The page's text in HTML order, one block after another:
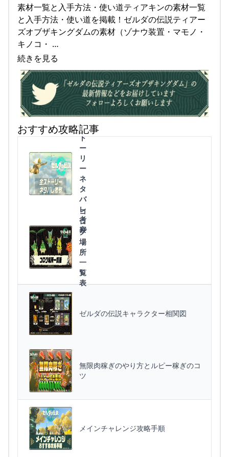
素材一覧と入手方法・使い道ティアキンの素材一覧
と入手方法・使い道を掲載！ゼルダの伝説ティアー
ズオブザキングダムの素材（ゾナウ装置・マモノ・
キノコ・ …
続きを見る
おすすめ攻略記事
全
ス
ト
ー
リ
ー
ネ
タ
バ
レ
考
察
コ
ロ
グ
場
所
一
覧
表
ゼルダの伝説キャラクター相関図
無限肉稼ぎのやり方とルピー稼ぎのコ
ツ
メインチャレンジ攻略手順